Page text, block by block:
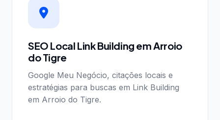
SEO Local Link Building em Arroio
do Tigre
Google Meu Negócio, citações locais e
estratégias para buscas em Link Building
em Arroio do Tigre.